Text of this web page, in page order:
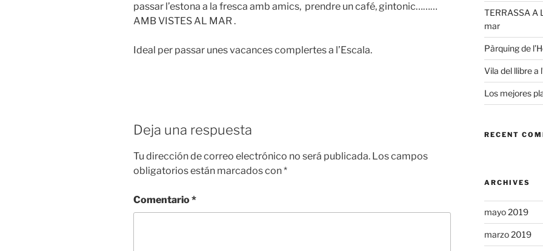
passar l’estona a la fresca amb amics, prendre un café, gintonic………
AMB VISTES AL MAR .
Ideal per passar unes vacances complertes a l’Escala.
Deja una respuesta
Tu dirección de correo electrónico no será publicada. Los campos
obligatorios están marcados con*
Comentario*
TERRASSA A
mar
Pàrquing de
Vila del llibre a
Los mejores
RECENT
ARCHIVES
mayo 2019
marzo 2019